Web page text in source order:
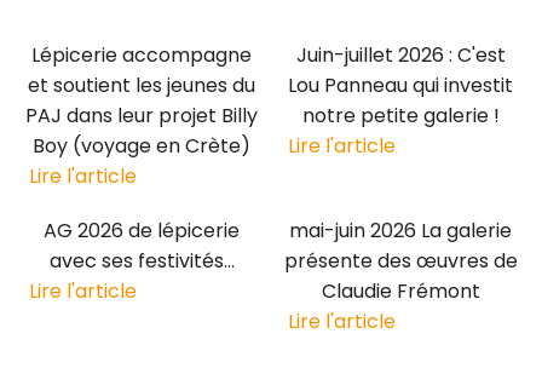
Lépicerie accompagne
et soutient les jeunes du
PAJ dans leur projet Billy
Boy (voyage en Crète)
Lire l'article
Juin-juillet 2026 : C'est
Lou Panneau qui investit
notre petite galerie !
Lire l'article
AG 2026 de lépicerie
avec ses festivités...
Lire l'article
mai-juin 2026 La galerie
présente des œuvres de
Claudie Frémont
Lire l'article